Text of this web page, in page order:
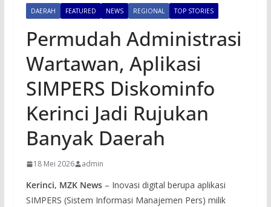
DAERAH FEATURED NEWS REGIONAL TOP STORIES
Permudah Administrasi
Wartawan, Aplikasi
SIMPERS Diskominfo
Kerinci Jadi Rujukan
Banyak Daerah
18 Mei 2026 admin
Kerinci, MZK News– Inovasi digital berupa aplikasi
SIMPERS (Sistem Informasi Manajemen Pers) milik